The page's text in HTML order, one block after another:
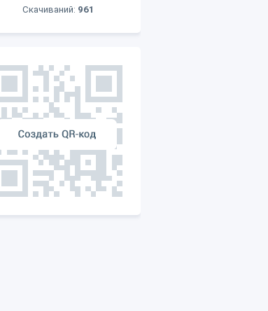
Скачиваний: 961